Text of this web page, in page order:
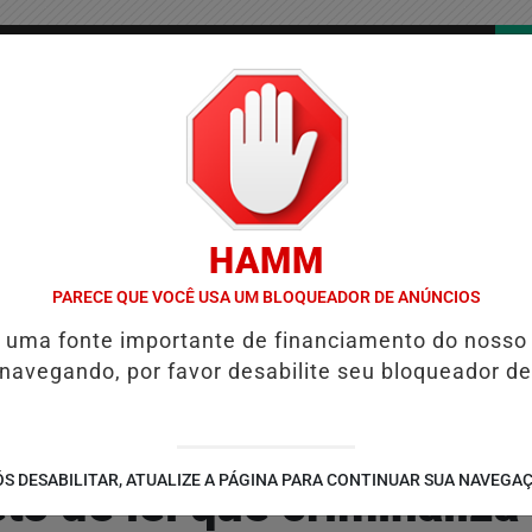
/ PUBLICIDADES LEGAIS
DO BRASIL E CAI PARA A 6ª POSIÇÃO EM NOVO ANUÁRIO DA
de lei que
HAMM
PARECE QUE VOCÊ USA UM BLOQUEADOR DE ANÚNCIOS
fonte importante de financiamento do nosso
por favor desabilite seu bloqueador
DESABILITAR, ATUALIZE A PÁGINA PARA CONTINUAR SUA